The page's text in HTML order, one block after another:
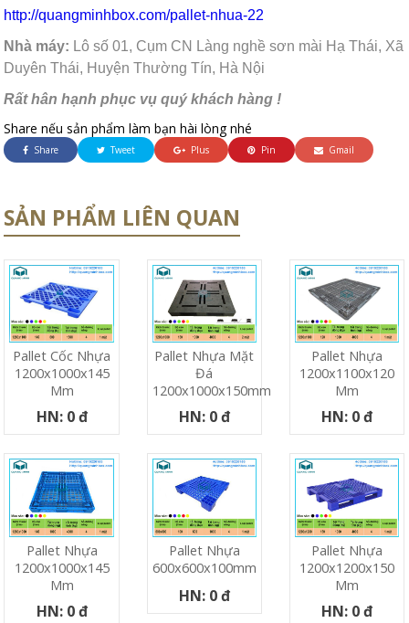
http://quangminhbox.com/pallet-nhua-22
Nhà máy: Lô số 01, Cụm CN Làng nghề sơn mài Hạ Thái, Xã
Duyên Thái, Huyện Thường Tín, Hà Nội
Rất hân hạnh phục vụ quý khách hàng !
Share nếu sản phẩm làm bạn hài lòng nhé
Share Tweet Plus Pin Gmail
SẢN PHẨM LIÊN QUAN
Pallet Cốc Nhựa
1200x1000x145
Mm
HN: 0 đ
Pallet Nhựa Mặt
Đá
1200x1000x150mm
HN: 0 đ
Pallet Nhựa
1200x1100x120
Mm
HN: 0 đ
Pallet Nhựa
1200x1000x145
Mm
HN: 0 đ
Pallet Nhựa
600x600x100mm
HN: 0 đ
Pallet Nhựa
1200x1200x150
Mm
HN: 0 đ